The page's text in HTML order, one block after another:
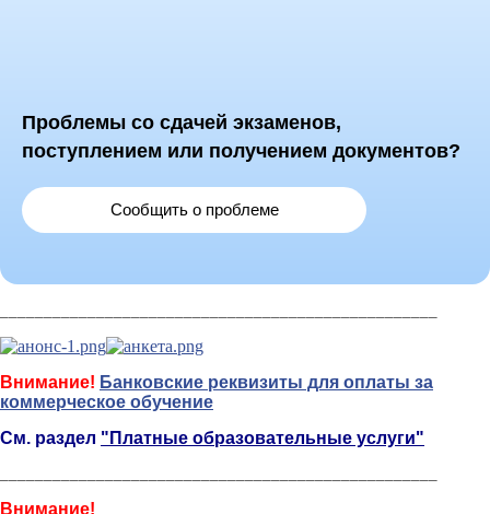
Проблемы со сдачей экзаменов,
поступлением или получением документов?
Сообщить о проблеме
Внимание! Банковские реквизиты для оплаты за
коммерческое обучение
См. раздел "Платные образовательные услуги"
Внимание!